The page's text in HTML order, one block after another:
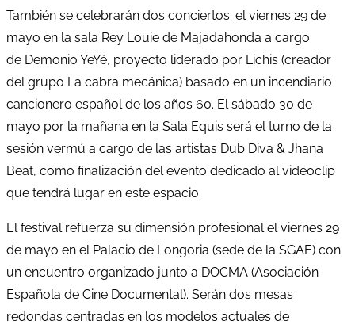
También se celebrarán dos conciertos: el viernes 29 de
mayo en la sala Rey Louie de Majadahonda a cargo
de Demonio YeYé, proyecto liderado por Lichis (creador
del grupo La cabra mecánica) basado en un incendiario
cancionero español de los años 60. El sábado 30 de
mayo por la mañana en la Sala Equis será el turno de la
sesión vermú a cargo de las artistas Dub Diva & Jhana
Beat, como finalización del evento dedicado al videoclip
que tendrá lugar en este espacio.
El festival refuerza su dimensión profesional el viernes 29
de mayo en el Palacio de Longoria (sede de la SGAE) con
un encuentro organizado junto a DOCMA (Asociación
Española de Cine Documental). Serán dos mesas
redondas centradas en los modelos actuales de